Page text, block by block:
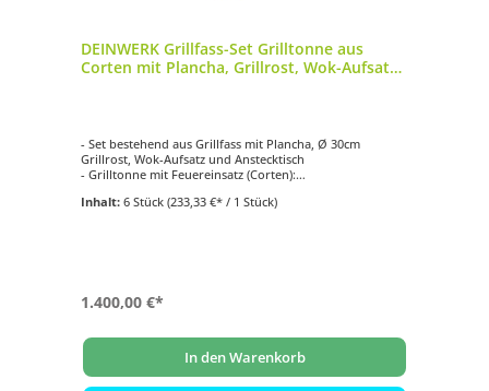
DEINWERK Grillfass-Set Grilltonne aus
Corten mit Plancha, Grillrost, Wok-Aufsatz
- Set bestehend aus Grillfass mit Plancha, Ø 30cm
Grillrost, Wok-Aufsatz und Anstecktisch
- Grilltonne mit Feuereinsatz (Corten):
- Plancha-Platte (S355):
Inhalt: 6 Stück (233,33 €* / 1 Stück)
1.400,00 €*
In den Warenkorb